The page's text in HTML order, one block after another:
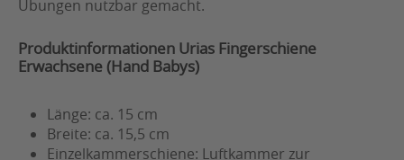
Übungen nutzbar gemacht.
Produktinformationen Urias Fingerschiene
Erwachsene (Hand Babys)
Länge: ca. 15 cm
Breite: ca. 15,5 cm
Einzelkammerschiene: Luftkammer zur